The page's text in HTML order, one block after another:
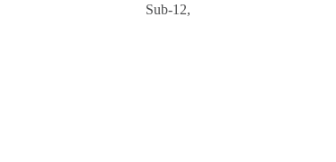
Sub-12,